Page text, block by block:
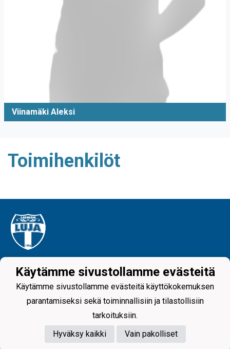
Viinamäki Aleksi
Toimihenkilöt
Tietosuojaseloste
Laihian Luja - since 1996
Powered by
Käytämme sivustollamme evästeitä
Käytämme sivustollamme evästeitä käyttökokemuksen
parantamiseksi sekä toiminnallisiin ja tilastollisiin
tarkoituksiin.
Hyväksy kaikki
Vain pakolliset